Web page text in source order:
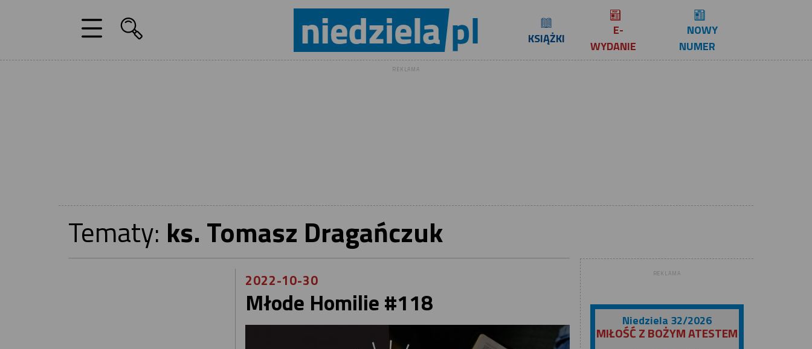
KSIĄŻKI
E-
WYDANIE
NOWY
NUMER
REKLAMA
Tematy: ks. Tomasz Dragańczuk
2022-10-30
Młode Homilie #118
REKLAMA
Niedziela 32/2026
MIŁOŚĆ Z BOŻYM ATESTEM